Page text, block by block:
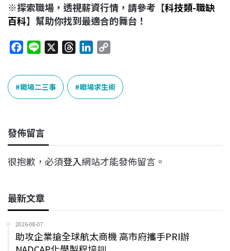
※探索職場，透視薪資行情，請參考【科技類-職缺
百科】幫助你找到最適合的舞台！
c
e
b
o
k
n
e
r
e
a
n
k
e
p
y
L
職場二三事 職場求生術
發佈留言
很抱歉，必須登入網站才能發佈留言。
最新文章
2026-08-07
助攻企業搶全球航太商機 高市府攜手PRI辦